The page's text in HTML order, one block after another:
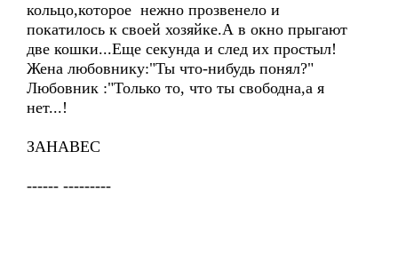
кольцо,которое нежно прозвенело и
покатилось к своей хозяйке.А в окно прыгают
две кошки...Еще секунда и след их простыл!
Жена любовнику:"Ты что-нибудь понял?"
Любовник :"Только то, что ты свободна,а я
нет...!
ЗАНАВЕС
------ ---------